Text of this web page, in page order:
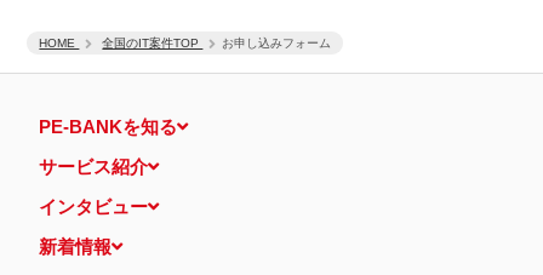
HOME 全国のIT案件TOP お申し込みフォーム
的の通知・開示・内容の訂正・追加または削除・利用の停止・消去
認定個人情報保護団体の名称および、苦情の解決の申出先
一般社団法人日本個人情報管理協会（JAPiCO）
相談・苦情受付窓口
ル泉岳寺前
PE-BANKを知る
サービス紹介
インタビュー
新着情報